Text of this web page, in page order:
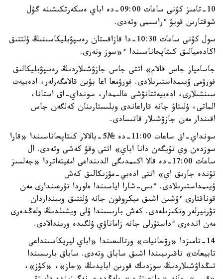
10-تامىز كۇنى ساعات 09:00-دە اباي ەسكەرتكىشىنە گۇل
شوقتارىن قويۋ ءراسىمى وتەدى.
سول كۇنى ساعات 10:30-دا قازاقستان رەسپۋبليكاسىنىڭ ۇلتتىق
اكادەميالىق كىتاپحاناسىندا ء«سوز ونەرى.
جاسامپاز جاس قالام» اتتى جاس جازۋشىلاردىڭ رەسپۋبليكالىق
فورۋمى ۇيىمداستىرىلادى. فورۋمعا اعا بۋىن قالامگەرلەر، ادەبيەت
سىنشىلارى، ادەبيەتتانۋشى عالىمدار، سونداي-اق استانا،
الماتى، ۇلىتاۋ جانە قاراعاندى وبلىستارىنان كەلگەن جاس
اقىندار مەن جازۋشىلار قاتىسادى.
سونداي-اق ساعات 11:00-دە №5-بالالار كىتاپحاناسىندا «قارا
سوزدەن وي تۇيگەن دانا اباي» اتتى وقۋ كەشى وتەدى. ال
ساعات 17:00-دە قالا اكىمدىگى الدىنداعى امفيتەاتردا «جەلسىز
تۇندە جارىق اي» اتتى ادەبي-مۋزىكالىق كەش
ۇيىمداستىرىلادى. ءىس-شارا اياسىندا ەلوردا تۇرعىندارى مەن
قوناقتارى ءۇشىن اشىق ميكروفون جانە ۇلتتىق ويىنداردان
تۋرنيرلەر وتكىزىلەدى. كەش بارىسىندا ۇلى ويشىلدىڭ ولەڭدەرى
مەن اندەرى ءداستۇرلى جانە زاماناۋي ۇلگىدە ورىندالادى.
14-تامىزدا «رۋحانيات» ورتالىعىندا «اباي ليريكاسىنداعى
تابيعات» تاقىرىبىندا اشىق ساباق وتەدى. ساباق بارىسىندا
تىڭداۋشىلاردىڭ سوزدىك قورىن ابايدىڭ «جاز»، «كۇز»،